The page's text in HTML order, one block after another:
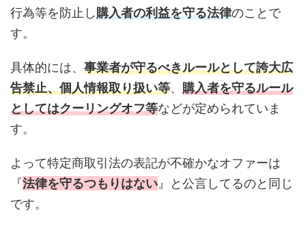
行為等を防止し購入者の利益を守る法律のことで
す。
具体的には、 事業者が守るべきルールとして誇大広
告禁止、個人情報取り扱い等、 購入者を守るルール
としてはクーリングオフ等などが定められていま
す。
よって特定商取引法の表記が不確かなオファーは
『法律を守るつもりはない 』と公言してるのと同じ
です。